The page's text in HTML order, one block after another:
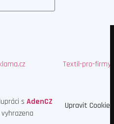
Textil-pro-firmy.cz
s AdenCZ
Upravit Cookies